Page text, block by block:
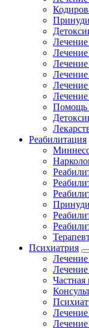
Лечение
Лечение
Лечение
Помощь
Реабилитация
Психиатрия
Частная
Лечение
Лечение